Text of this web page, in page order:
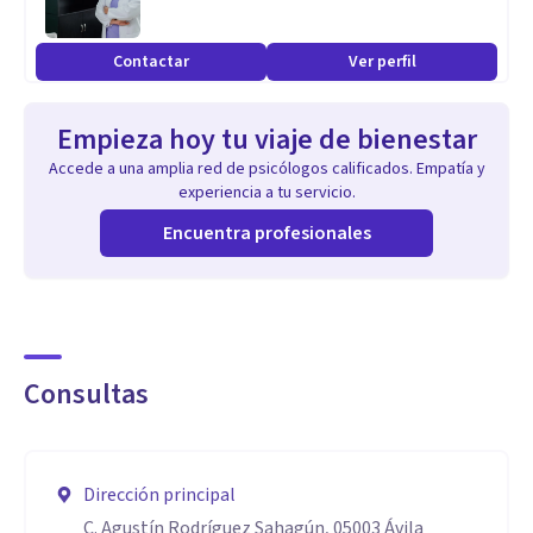
Nuestros servicios presenciales se ofrecen en Ávila y
Estepona.
Tenemos descuentos, bonos y ofertas para colectivos
Contactar Ver perfil
Empieza hoy tu viaje de bienestar
Accede a una amplia red de psicólogos calificados. Empatía y
experiencia a tu servicio.
Encuentra profesionales
Consultas
Dirección principal